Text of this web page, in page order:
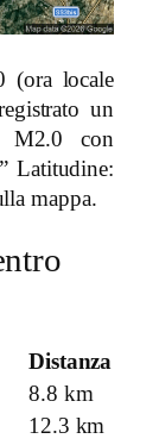
(ora locale
un
M2.0 con
Latitudine:
mappa.
Distanza
8.8 km
12.3 km